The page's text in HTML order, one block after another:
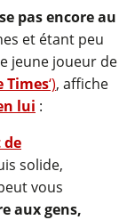
pas encore au
et étant peu
jeune joueur de
Times‘), affiche
lui :
de
solide,
vous
aux gens,